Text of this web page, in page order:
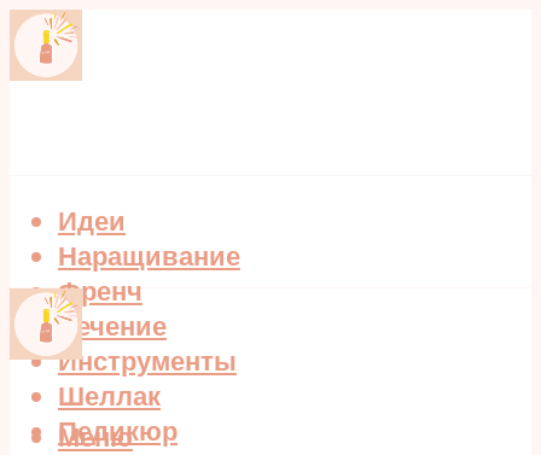
Идеи
Наращивание
Френч
Лечение
Инструменты
Шеллак
Педикюр
Меню